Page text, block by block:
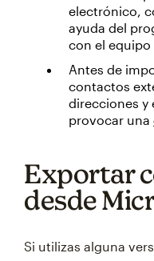
electrónico,
ayuda del
con el
Antes de
contactos
direcciones y
provocar una
Exportar
desde
Si utilizas alguna